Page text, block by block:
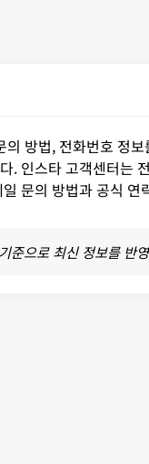
방법, 전화번호 정
. 인스타 고객센터는
문의 방법과 공식
준으로 최신 정보를 반